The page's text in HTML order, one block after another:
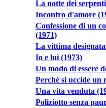
La notte dei
Incontro d'amore
Confessione di un
(1971)
La vittima
Io e lui (1973)
Un modo di essere
Perché si uccide un
Una vita venduta
Poliziotto senza